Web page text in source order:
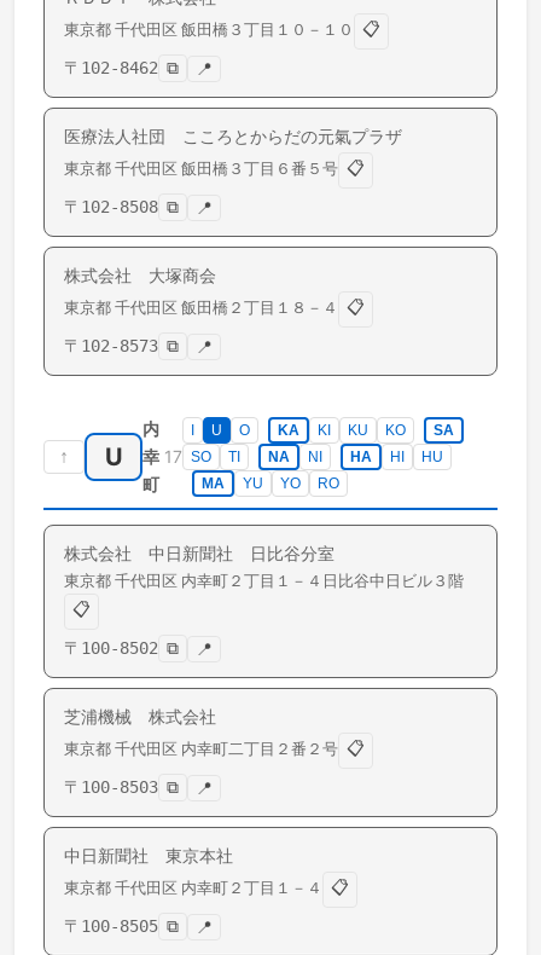
東京都 千代田区 飯田橋 ３丁目１０－１０
📋
〒 102-8462 ⧉ 📍
医療法人社団 こころとからだの元氣プラザ
東京都 千代田区 飯田橋 ３丁目６番５号 📋
〒 102-8508 ⧉ 📍
株式会社 大塚商会
東京都 千代田区 飯田橋 ２丁目１８－４
📋
〒 102-8573 ⧉ 📍
↑ U
内
幸
町
17
I U O KA KI KU KO
SA
SO
TI NA NI HA HI
HU
MA
YU YO RO
株式会社 中日新聞社 日比谷分室
東京都 千代田区 内幸町 ２丁目１－４日比谷中日ビル３階
📋
〒 100-8502 ⧉ 📍
芝浦機械 株式会社
東京都 千代田区 内幸町二丁目２番２号 📋
〒 100-8503 ⧉ 📍
中日新聞社 東京本社
東京都 千代田区 内幸町 ２丁目１－４
📋
〒 100-8505 ⧉ 📍